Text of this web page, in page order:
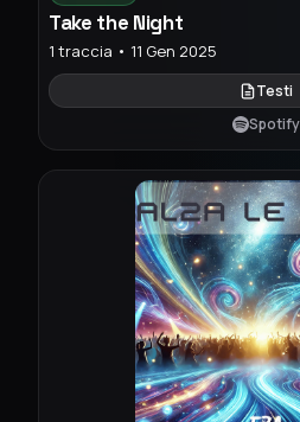
Take the Night
1 traccia • 11 Gen 2025
Testi
Spotify